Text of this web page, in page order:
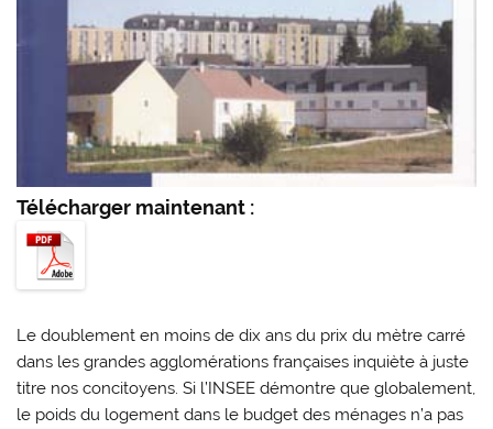
Télécharger maintenant :
Le doublement en moins de dix ans du prix du mètre carré
dans les grandes agglomérations françaises inquiète à juste
titre nos concitoyens. Si l’INSEE démontre que globalement,
le poids du logement dans le budget des ménages n’a pas